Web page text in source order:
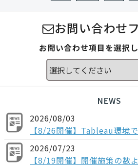
お問い合わせ
お問い合わせ項目を選択
NEWS
2026/08/03
2026/07/23